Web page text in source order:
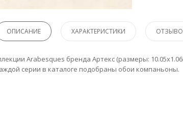
ОПИСАНИЕ ХАРАКТЕРИСТИКИ
Arabesques бренда Артекс (размеры:
серии в каталоге подобраны обои компаньоны.